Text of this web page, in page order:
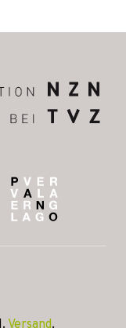
Versand.